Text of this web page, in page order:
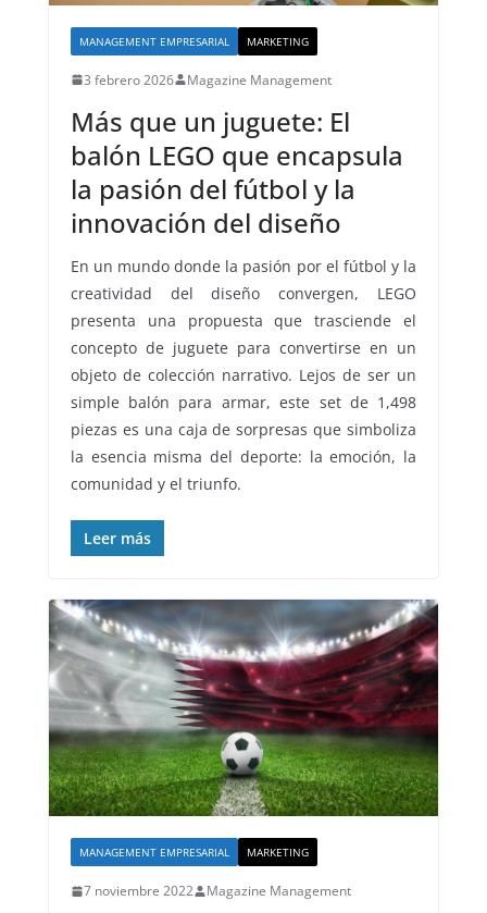
MANAGEMENT EMPRESARIAL MARKETING
3 febrero 2026 Magazine Management
Más que un juguete: El
balón LEGO que encapsula
la pasión del fútbol y la
innovación del diseño
En un mundo donde la pasión por el fútbol y la
creatividad del diseño convergen, LEGO
presenta una propuesta que trasciende el
concepto de juguete para convertirse en un
objeto de colección narrativo. Lejos de ser un
simple balón para armar, este set de 1,498
piezas es una caja de sorpresas que simboliza
la esencia misma del deporte: la emoción, la
comunidad y el triunfo.
Leer más
MANAGEMENT EMPRESARIAL MARKETING
7 noviembre 2022 Magazine Management